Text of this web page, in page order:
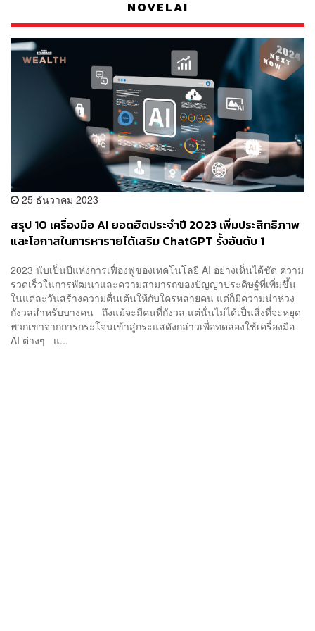
NOVELAI
25 ธันวาคม 2023
สรุป 10 เครื่องมือ AI ยอดฮิตประจำปี 2023 เพิ่มประสิทธิภาพ
และโอกาสในการหารายได้เสริม ChatGPT รั้งอันดับ 1
2023 นับเป็นปีแห่งการเฟื่องฟูของเทคโนโลยี AI อย่างเห็นได้ชัด ความ
รวดเร็วในการพัฒนาและความสามารถของปัญญาประดิษฐ์ที่เพิ่มขึ้น
ในแต่ละวันสร้างความตื่นเต้นให้กับใครหลายคน แต่ก็มีความน่าห่วง
กังวลสำหรับบางคน ถึงแม้จะมีคนที่กังวล แต่นั่นไม่ได้เป็นสิ่งที่จะหยุด
พวกเขาจากการกระโจนเข้าสู่กระแสดังกล่าวเพื่อทดลองใช้เครื่องมือ
AI ต่างๆ แ...